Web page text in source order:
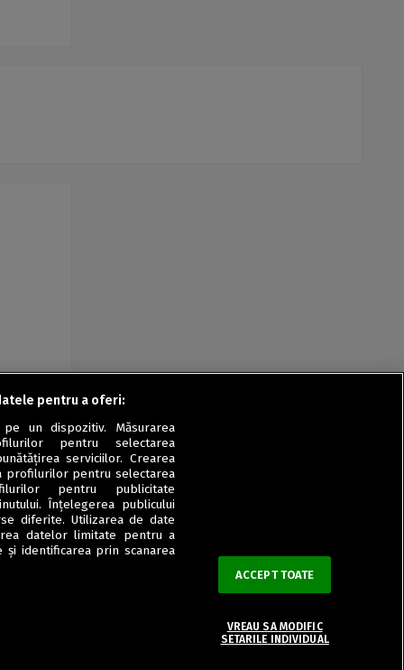
pentru a oferi:
un dispozitiv. Măsurarea
pentru selectarea
serviciilor. Crearea
profilurilor pentru selectarea
pentru publicitate
Înțelegerea publicului
diferite. Utilizarea de date
datelor limitate pentru a
și identificarea prin scanarea
ACCEPT TOATE
VREAU SA MODIFIC
SETARILE INDIVIDUAL